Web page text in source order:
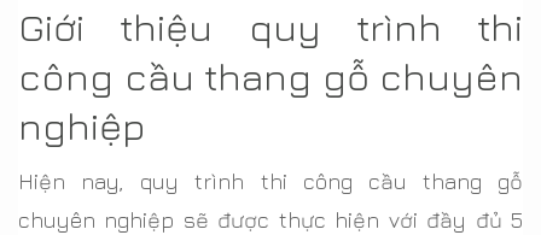
Giới thiệu quy trình thi
công cầu thang gỗ chuyên
nghiệp
Hiện nay, quy trình thi công cầu thang gỗ
chuyên nghiệp sẽ được thực hiện với đầy đủ 5